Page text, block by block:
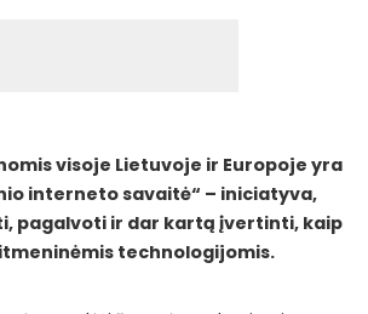
visoje Lietuvoje ir Europoje yra
interneto savaitė“ – iniciatyva,
pagalvoti ir dar kartą įvertinti, kaip
technologijomis.